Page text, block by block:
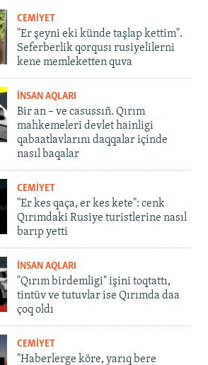
CEMİYET
"Er şeyni eki künde taşlap kettim".
Seferberlik qorqusı rusiyelilerni
kene memleketten quva
İNSAN AQLARI
Bir an – ve casussıñ. Qırım
mahkemeleri devlet hainligi
qabaatlavlarını daqqalar içinde
nasıl baqalar
CEMİYET
"Er kes qaça, er kes kete": cenk
Qırımdaki Rusiye turistlerine nasıl
barıp yetti
İNSAN AQLARI
"Qırım birdemligi" işini toqtattı,
tintüv ve tutuvlar ise Qırımda daa
çoq oldı
CEMİYET
"Haberlerge köre, yarıq bere